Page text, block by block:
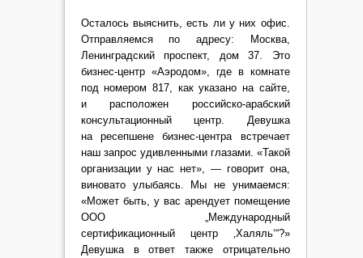
Осталось выяснить, есть ли у них офис.
Отправляемся по адресу: Москва,
Ленинградский проспект, дом 37. Это
бизнес-центр «Аэродом», где в комнате
под номером 817, как указано на сайте,
и расположен российско-арабский
консультационный центр. Девушка
на ресепшене бизнес-центра встречает
наш запрос удивленными глазами. «Такой
организации у нас нет», — говорит она,
виновато улыбаясь. Мы не унимаемся:
«Может быть, у вас арендует помещение
ООО „Международный
сертификационный центр ‚Халяль‘“?»
Девушка в ответ также отрицательно